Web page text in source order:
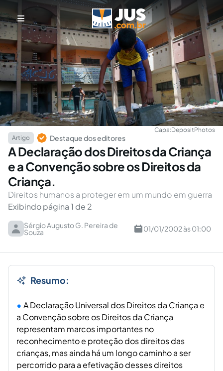
Capa:DepositPhotos
Artigo
Destaque dos editores
A Declaração dos Direitos da Criança
e a Convenção sobre os Direitos da
Criança.
Direitos humanos a proteger em um mundo em guerra
Exibindo página 1 de 2
Sérgio Augusto G. Pereira de
Souza 01/01/2002 às 01:00
Resumo:
A Declaração Universal dos Direitos da Criança e
a Convenção sobre os Direitos da Criança
representam marcos importantes no
reconhecimento e proteção dos direitos das
crianças, mas ainda há um longo caminho a ser
percorrido para a efetivação desses direitos